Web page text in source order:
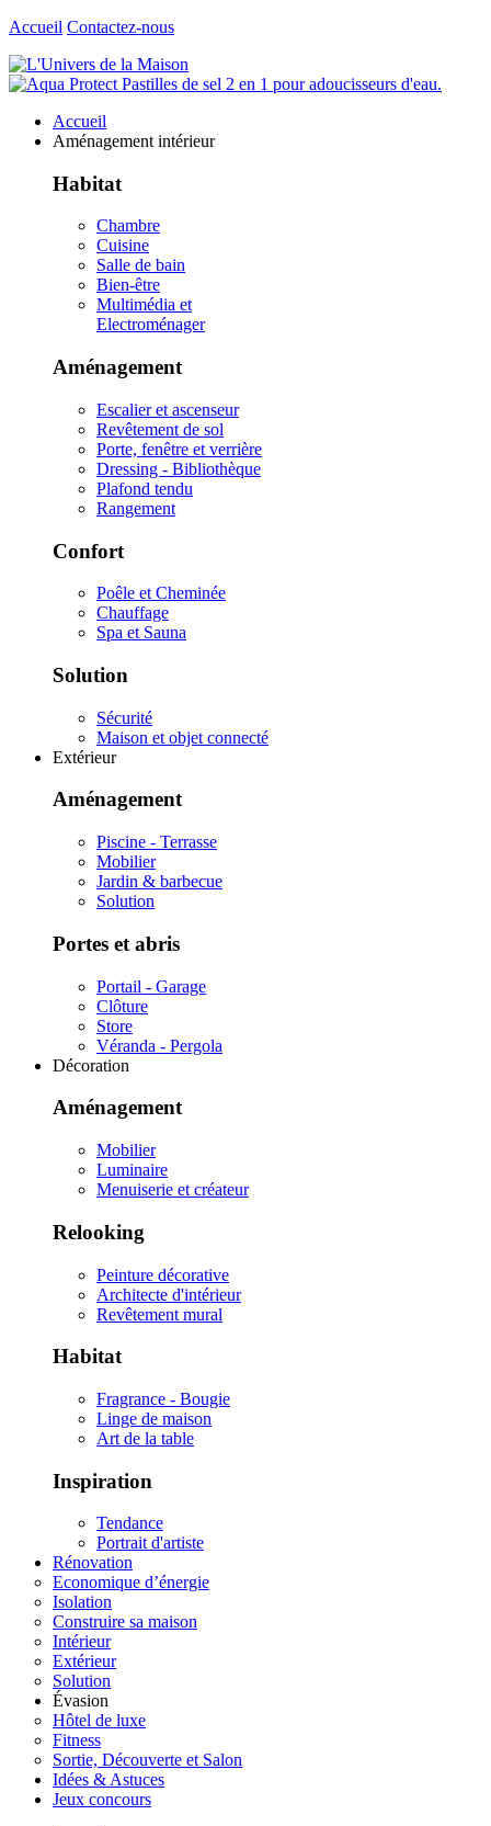
Accueil Contactez-nous
Accueil
Aménagement intérieur
Habitat
Chambre
Cuisine
Salle de bain
Bien-être
Multimédia et
Electroménager
Aménagement
Escalier et ascenseur
Revêtement de sol
Porte, fenêtre et verrière
Dressing - Bibliothèque
Plafond tendu
Rangement
Confort
Poêle et Cheminée
Chauffage
Spa et Sauna
Solution
Sécurité
Maison et objet connecté
Extérieur
Aménagement
Piscine - Terrasse
Mobilier
Jardin & barbecue
Solution
Portes et abris
Portail - Garage
Clôture
Store
Véranda - Pergola
Décoration
Aménagement
Mobilier
Luminaire
Menuiserie et créateur
Relooking
Peinture décorative
Architecte d'intérieur
Revêtement mural
Habitat
Fragrance - Bougie
Linge de maison
Art de la table
Inspiration
Tendance
Portrait d'artiste
Rénovation
Economique d’énergie
Isolation
Construire sa maison
Intérieur
Extérieur
Solution
Évasion
Hôtel de luxe
Fitness
Sortie, Découverte et Salon
Idées & Astuces
Jeux concours